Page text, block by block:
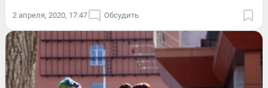
2 апреля, 2020, 17:47 Обсудить